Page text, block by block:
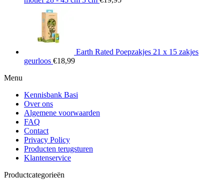
Earth Rated Poepzakjes 21 x 15 zakjes
geurloos €18,99
Menu
Kennisbank Basi
Over ons
Algemene voorwaarden
FAQ
Contact
Privacy Policy
Producten terugsturen
Klantenservice
Productcategorieën